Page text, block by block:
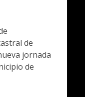
de
jornada
de